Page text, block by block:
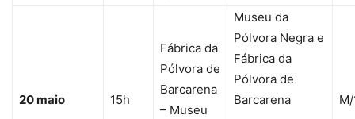
20 maio 15h
Fábrica da
Pólvora de
Barcarena
– Museu
Museu da
Pólvora Negra e
Fábrica da
Pólvora de
Barcarena